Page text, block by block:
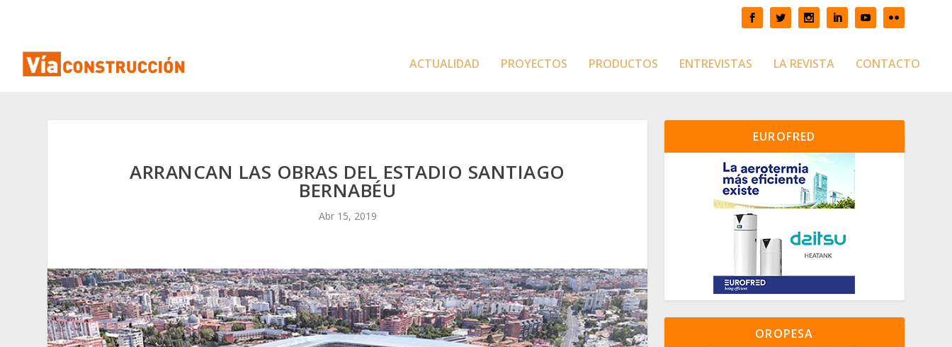
ACTUALIDAD PROYECTOS PRODUCTOS ENTREVISTAS LA REVISTA CONTACTO
ARRANCAN LAS OBRAS DEL ESTADIO SANTIAGO
BERNABÉU
Abr 15, 2019
EUROFRED
OROPESA